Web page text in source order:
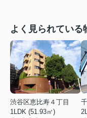
よく見られている
渋谷区恵比寿４丁目
1LDK (51.93㎡)